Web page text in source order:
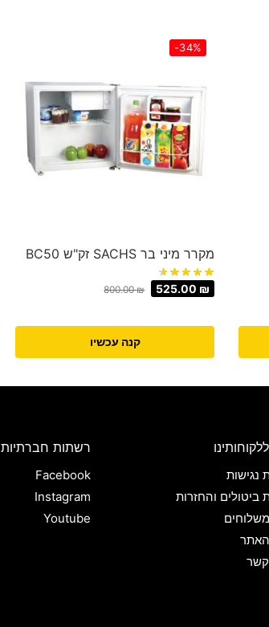
-34%
מקרר מיני בר SACHS זק"ש BC50
800.00₪ 525.00 ₪
קנה עכשיו
נגישות
ביטולים והחזרות
האתר
קשר
רשתות חברתיות
Facebook
Instagram
Youtube